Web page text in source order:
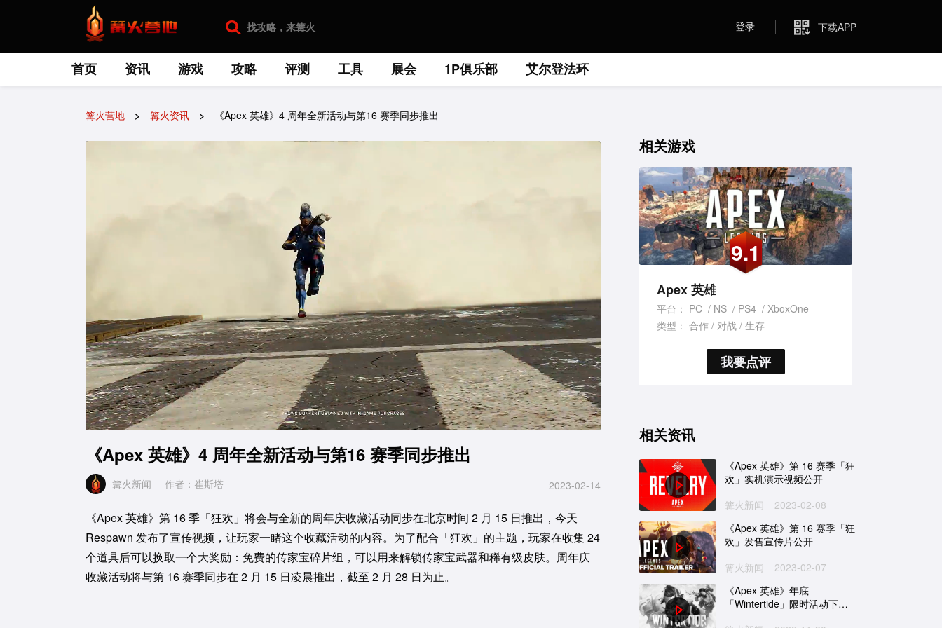
登录 下载APP
首页 资讯 游戏 攻略 评测 工具 展会 1P俱乐部 艾尔登法环
篝火营地 篝火资讯 《Apex 英雄》4 周年全新活动与第16 赛季同步推出
C
r
r
n
/ D
r
a
i
o
L
o
e
d
:
P
r
e
s
《Apex 英雄》4 周年全新活动与第16 赛季同步推出
篝火新闻 作者：崔斯塔 2023-02-14
《Apex 英雄》第 16 季「狂欢」将会与全新的周年庆收藏活动同步在北京时间 2 月 15 日推出，今天
Respawn 发布了宣传视频，让玩家一睹这个收藏活动的内容。为了配合「狂欢」的主题，玩家在收集 24
个道具后可以换取一个大奖励：免费的传家宝碎片组，可以用来解锁传家宝武器和稀有级皮肤。周年庆
收藏活动将与第 16 赛季同步在 2 月 15 日凌晨推出，截至 2 月 28 日为止。
相关资讯
《Apex 英雄》第 16 赛季「狂
欢」实机演示视频公开
篝火新闻
2023-02-08
《Apex 英雄》第 16 赛季「狂
欢」发售宣传片公开
篝火新闻
2023-02-07
《Apex 英雄》年底
「Wintertide」限时活动下周
相关游戏
9.1
Apex 英雄
平台： PC NS PS4
XboxOne
类型： 合作 对战 生存
我要点评